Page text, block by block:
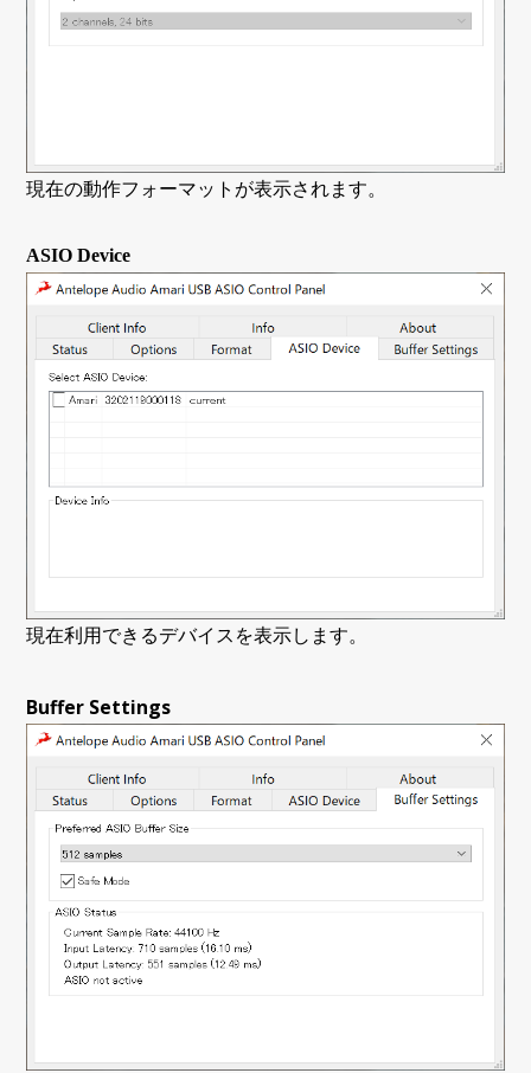
現在の動作フォーマットが表示されます。
ASIO Device
現在利用できるデバイスを表示します。
Buffer Settings